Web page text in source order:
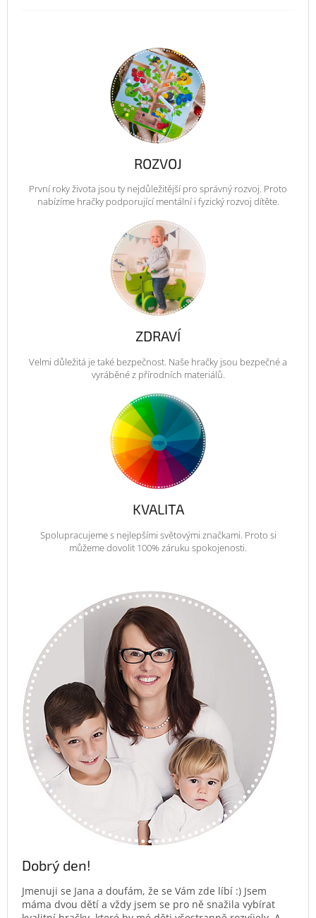
ROZVOJ
První roky života jsou ty nejdůležitější pro správný rozvoj. Proto
nabízíme hračky podporující mentální i fyzický rozvoj dítěte.
ZDRAVÍ
Velmi důležitá je také bezpečnost. Naše hračky jsou bezpečné a
vyráběné z přírodních materiálů.
KVALITA
Spolupracujeme s nejlepšími světovými značkami. Proto si
můžeme dovolit 100% záruku spokojenosti.
Dobrý den!
Jmenuji se Jana a doufám, že se Vám zde líbí :) Jsem
máma dvou dětí a vždy jsem se pro ně snažila vybírat